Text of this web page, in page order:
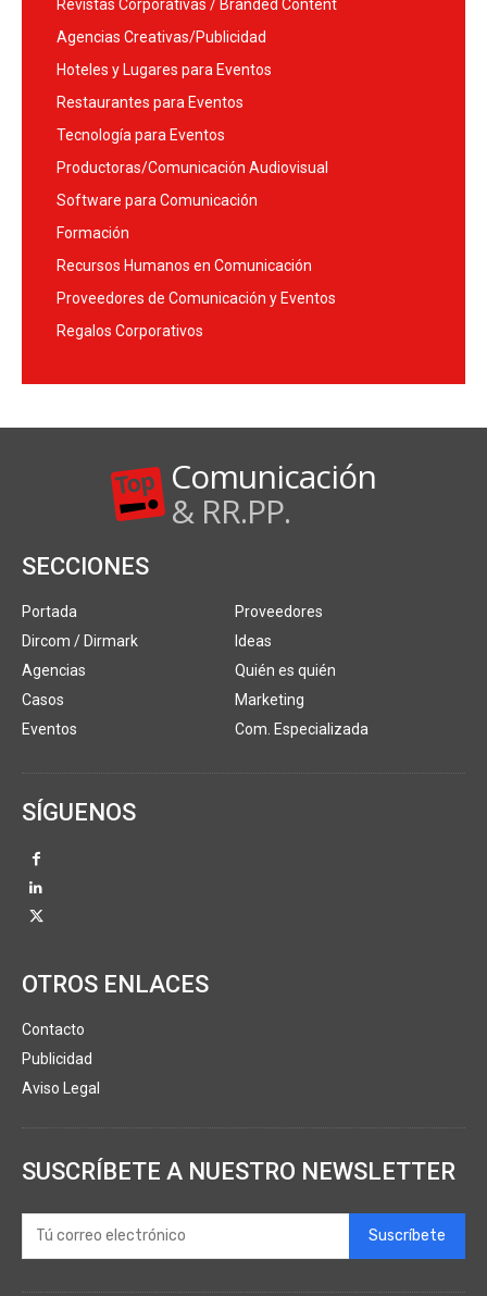
Revistas Corporativas / Branded Content
Agencias Creativas/Publicidad
Hoteles y Lugares para Eventos
Restaurantes para Eventos
Tecnología para Eventos
Productoras/Comunicación Audiovisual
Software para Comunicación
Formación
Recursos Humanos en Comunicación
Proveedores de Comunicación y Eventos
Regalos Corporativos
Comunicación
& RR.PP.
SECCIONES
Portada
Dircom / Dirmark
Agencias
Casos
Eventos
Proveedores
Ideas
Quién es quién
Marketing
Com. Especializada
SÍGUENOS
OTROS ENLACES
Contacto
Publicidad
Aviso Legal
SUSCRÍBETE A NUESTRO NEWSLETTER
Suscríbete